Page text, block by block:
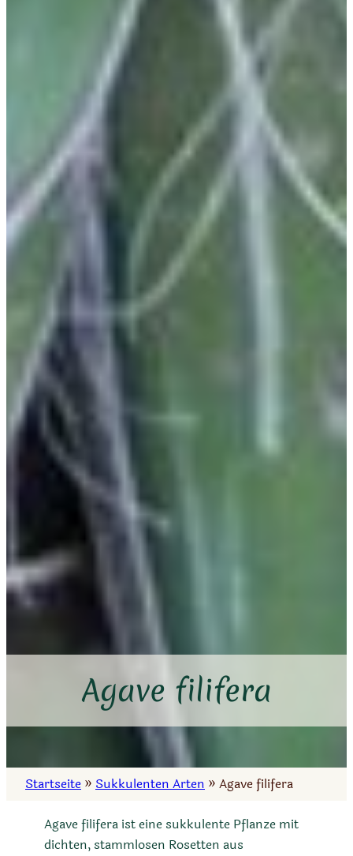
Agave filifera
Startseite » Sukkulenten Arten » Agave filifera
Agave filifera ist eine sukkulente Pflanze mit
dichten, stammlosen Rosetten aus